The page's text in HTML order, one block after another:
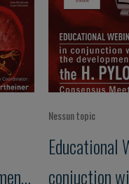
Nessun topic
Educational
conjuction